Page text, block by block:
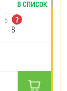
b
?
8
В СПИСОК